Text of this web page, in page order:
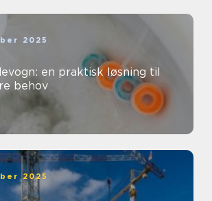
2025
en praktisk løsning til
behov
2025